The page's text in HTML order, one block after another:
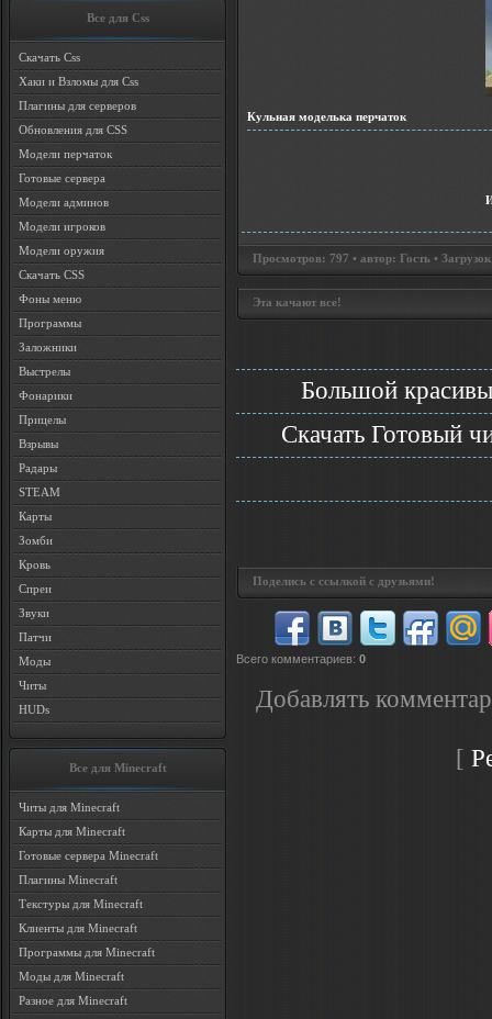
Все для Css
Скачать Css
Хаки и Взломы для Css
Плагины для серверов
Обновления для CSS
Модели перчаток
Готовые сервера
Модели админов
Модели игроков
Модели оружия
Скачать CSS
Фоны меню
Программы
Заложники
Выстрелы
Фонарики
Прицелы
Взрывы
Радары
STEAM
Карты
Зомби
Кровь
Спреи
Звуки
Патчи
Моды
Читы
HUDs
Все для Minecraft
Читы для Minecraft
Карты для Minecraft
Готовые сервера Minecraft
Плагины Minecraft
Текстуры для Minecraft
Клиенты для Minecraft
Программы для Minecraft
Моды для Minecraft
Разное для Minecraft
Кульная моделька перчаток
Просмотров: 797 • автор: Гость •
Эта качают все!
Большой
Скачать Готовый
Поделись с ссылкой с друзьями!
Всего комментариев: 0
Добавлять
[